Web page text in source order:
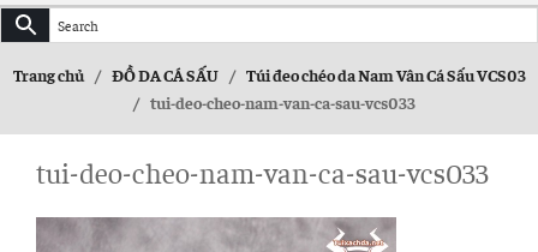
Trang chủ / ĐỒ DA CÁ SẤU / Túi đeo chéo da Nam Vân Cá Sấu VCS03
/ tui-deo-cheo-nam-van-ca-sau-vcs033
tui-deo-cheo-nam-van-ca-sau-vcs033